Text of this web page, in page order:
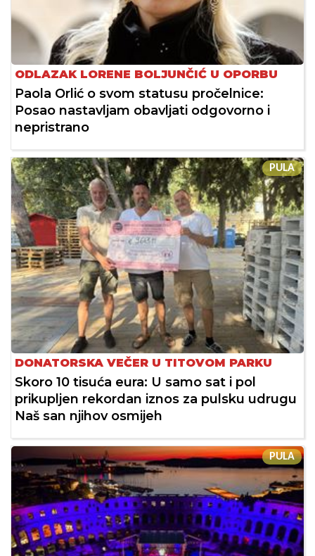
ODLAZAK LORENE BOLJUNČIĆ U OPORBU
Paola Orlić o svom statusu pročelnice:
Posao nastavljam obavljati odgovorno i
nepristrano
PULA
DONATORSKA VEČER U TITOVOM PARKU
Skoro 10 tisuća eura: U samo sat i pol
prikupljen rekordan iznos za pulsku udrugu
Naš san njihov osmijeh
PULA